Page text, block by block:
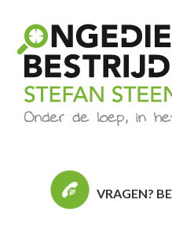
VRAGEN?